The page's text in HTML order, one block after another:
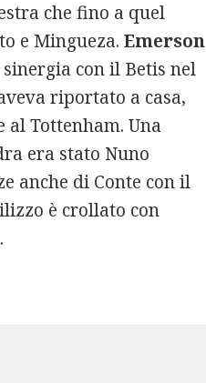
che fino a quel
e Mingueza.Emerson
con il Betis nel
riportato a casa,
al Tottenham. Una
era stato Nuno
anche di Conte con il
è crollato con